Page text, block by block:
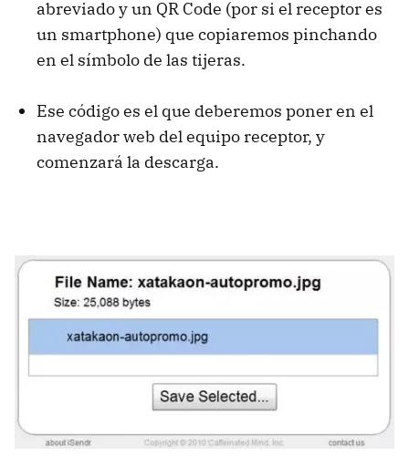
abreviado y un QR Code (por si el receptor es
un smartphone) que copiaremos pinchando
en el símbolo de las tijeras.
Ese código es el que deberemos poner en el
navegador web del equipo receptor, y
comenzará la descarga.